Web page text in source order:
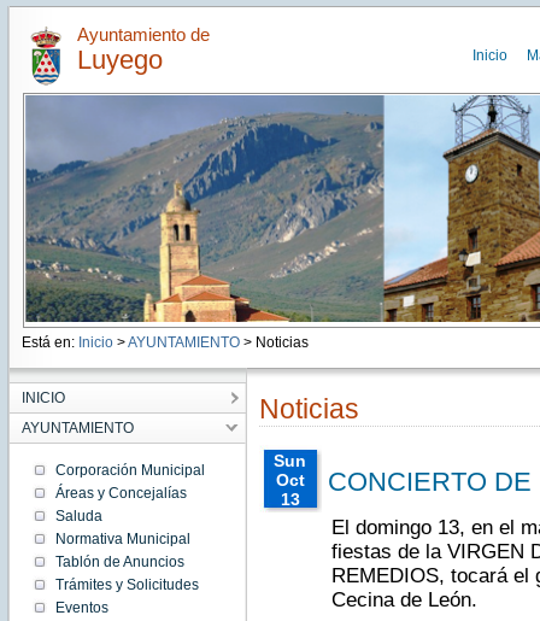
Ayuntamiento de
Luyego Inicio
Está en: Inicio >AYUNTAMIENTO> Noticias
INICIO
AYUNTAMIENTO
Corporación Municipal
Áreas y Concejalías
Saluda
Normativa Municipal
Tablón de Anuncios
Trámites y Solicitudes
Eventos
Noticias
Sun
Oct
13
00:00:00
CONCIERTO
El domingo 13, en el
fiestas de la VIRGEN
REMEDIOS, tocará el
Cecina de León.